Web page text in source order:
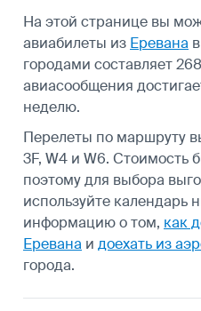
На этой странице вы
авиабилеты из Еревана в
городами составляет
авиасообщения
неделю.
Перелеты по маршруту
3F, W4 и W6. Стоимость
поэтому для выбора
используйте календарь
информацию о том, как
Еревана и доехать из
города.